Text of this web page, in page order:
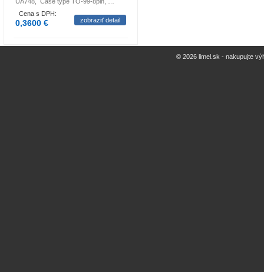
Cena s DPH:
0,3600 € zobraziť detail
© 2026 limel.sk - nakupujte